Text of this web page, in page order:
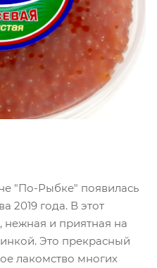
"По-Рыбке" появилась
2019 года. В этот
нежная и приятная на
Это прекрасный
лакомство многих